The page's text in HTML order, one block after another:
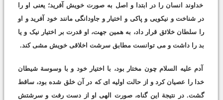
خداوند انسان را در ابتدا و اصل به صورت خویش آفرید؛ یعنی او را
در شناخت و نیکویی و پاکی و اختیار و جاودانگی مانند خود آفرید و او
را سلطان خلائق قرار داد، به همین جهت، او قدرت بر اختیار نیک و یا
بد را داشت و می توانست مطابق سرشت اخلاقی خویش مشی کند.
آدم علیه السلام چون مختار بود، با اختیار خود و با وسوسة شیطان
خدا را عصیان کرد و از حالت اولیه ای که در آن خلق شده بود، ساقط
گشت. در نتیجة این گناه، صورت الهی او از دست رفت و سرشتش